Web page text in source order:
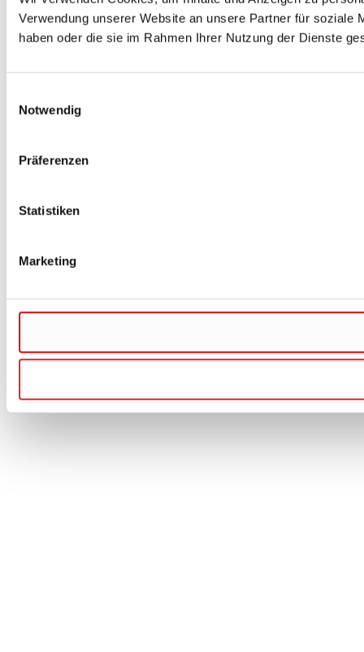
Verwendung unserer Website an unsere Partner für soziale
haben oder die sie im Rahmen Ihrer Nutzung der Dienste
Notwendig
Präferenzen
Statistiken
Marketing